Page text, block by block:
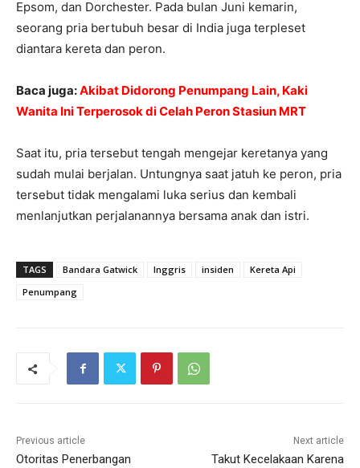
Epsom, dan Dorchester. Pada bulan Juni kemarin,
seorang pria bertubuh besar di India juga terpleset
diantara kereta dan peron.
Baca juga:Akibat Didorong Penumpang Lain, Kaki
Wanita Ini Terperosok di Celah Peron Stasiun MRT
Saat itu, pria tersebut tengah mengejar keretanya yang
sudah mulai berjalan. Untungnya saat jatuh ke peron, pria
tersebut tidak mengalami luka serius dan kembali
menlanjutkan perjalanannya bersama anak dan istri.
TAGS Bandara Gatwick Inggris insiden
Kereta Api
Penumpang
Previous article
Otoritas Penerbangan
Next article
Takut Kecelakaan Karena